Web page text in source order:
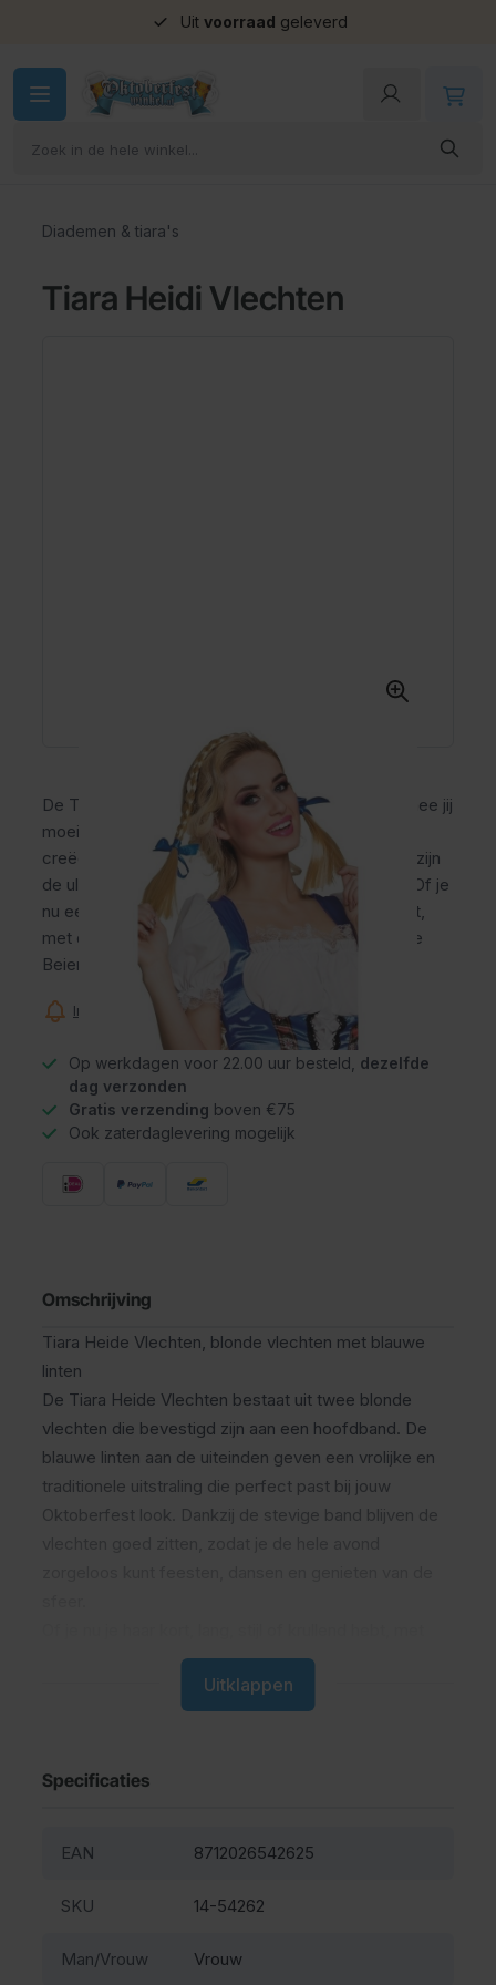
Uit voorraad geleverd
Diademen & tiara's
Tiara Heidi Vlechten
De Tiara Heide Vlechten is hét accessoire waarmee jij
moeiteloos de traditionele Oktoberfest uitstraling
creëert! Deze blonde vlechten met blauwe linten zijn
de ultieme finishing touch voor jouw dirndl outfit. Of je
nu een bierfeest, carnaval of themafeest bezoekt,
met deze haaraccessoire zie jij eruit als een echte
Beierse dame.
Informeer mij wanneer dit product op voorraad is
Op werkdagen voor 22.00 uur besteld, dezelfde
dag verzonden
Gratis verzending boven €75
Ook zaterdaglevering mogelijk
Omschrijving
Tiara Heide Vlechten, blonde vlechten met blauwe
linten
De Tiara Heide Vlechten bestaat uit twee blonde
vlechten die bevestigd zijn aan een hoofdband. De
blauwe linten aan de uiteinden geven een vrolijke en
traditionele uitstraling die perfect past bij jouw
Oktoberfest look. Dankzij de stevige band blijven de
deze Oktoberfest vlechten creëer je in een paar
seconden een echte Heidi look. Combineer de tiara
en bijpassendeOktoberfest
gegarandeerd opvalt!
Comfortabel, herbruikbaar en onweerstaanbaar
Uitklappen
Specificaties
EAN 8712026542625
SKU 14-54262
Man/Vrouw Vrouw